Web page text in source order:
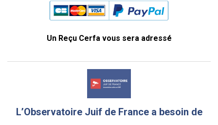
Un Reçu Cerfa vous sera adressé
L’Observatoire Juif de France a besoin de